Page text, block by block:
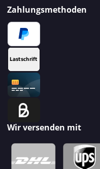
Zahlungsmethoden
Wir versenden mit